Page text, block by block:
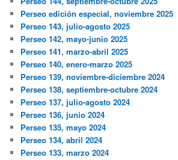
Perseo edición especial, noviembre 2025
Perseo 143, julio-agosto 2025
Perseo 142, mayo-junio 2025
Perseo 141, marzo-abril 2025
Perseo 140, enero-marzo 2025
Perseo 139, noviembre-diciembre 2024
Perseo 138, septiembre-octubre 2024
Perseo 137, julio-agosto 2024
Perseo 136, junio 2024
Perseo 135, mayo 2024
Perseo 134, abril 2024
Perseo 133, marzo 2024